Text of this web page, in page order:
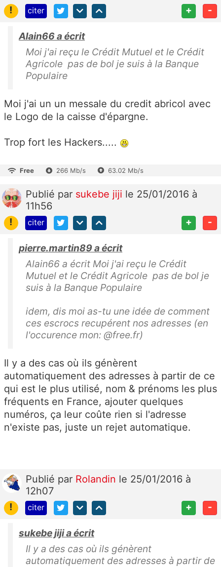
! citer + -
Alain66 a écrit
Moi j'ai reçu le Crédit Mutuel et le Crédit
Agricole pas de bol je suis à la Banque
Populaire
Moi j'ai un un messale du credit abricol avec
le Logo de la caisse d'épargne.
Trop fort les Hackers.....
Free 266 Mb/s 63.02 Mb/s
Publié par sukebe jiji le 25/01/2016 à
11h56
!
citer + -
pierre.martin89 a écrit
Alain66 a écrit Moi j'ai reçu le Crédit
Mutuel et le Crédit Agricole pas de bol je
suis à la Banque Populaire
idem, dis moi as-tu une idée de comment
ces escrocs recupérent nos adresses (en
l'occurence mon: @free.fr)
Il y a des cas où ils génèrent
automatiquement des adresses à partir de ce
qui est le plus utilisé, nom & prénoms les plus
fréquents en France, ajouter quelques
numéros, ça leur coûte rien si l'adresse
n'existe pas, juste un rejet automatique.
Publié par Rolandin le 25/01/2016 à
12h07
!
citer + -
sukebe jiji a écrit
Il y a des cas où ils génèrent
automatiquement des adresses à partir de